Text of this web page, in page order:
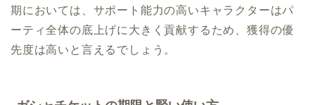
期においては、サポート能力の高いキャラクターはパ
ーティ全体の底上げに大きく貢献するため、獲得の優
先度は高いと言えるでしょう。